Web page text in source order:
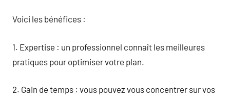
Voici les bénéfices :
1. Expertise : un professionnel connaît les meilleures
pratiques pour optimiser votre plan.
2. Gain de temps : vous pouvez vous concentrer sur vos